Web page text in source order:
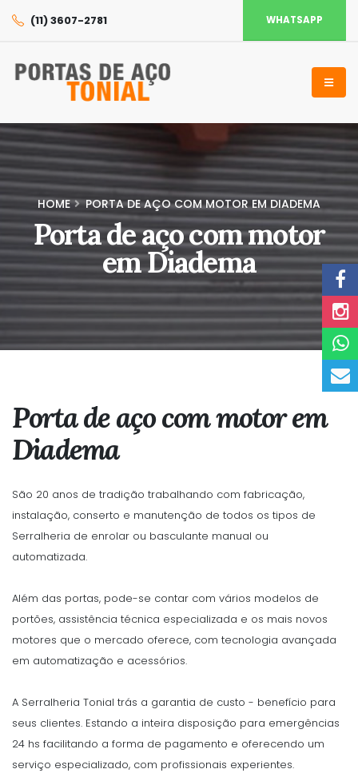
(11) 3607-2781 WHATSAPP
HOME PORTA DE AÇO COM MOTOR EM DIADEMA
Porta de aço com motor
em Diadema
Porta de aço com motor em
Diadema
São 20 anos de tradição trabalhando com fabricação,
instalação, conserto e manutenção de todos os tipos de
Serralheria de enrolar ou basculante manual ou
automatizada.
Além das portas, pode-se contar com vários modelos de
portões, assistência técnica especializada e os mais novos
motores que o mercado oferece, com tecnologia avançada
em automatização e acessórios.
A Serralheria Tonial trás a garantia de custo - benefício para
seus clientes. Estando a inteira disposição para emergências
24 hs facilitando a forma de pagamento e oferecendo um
serviço especializado, com profissionais experientes.